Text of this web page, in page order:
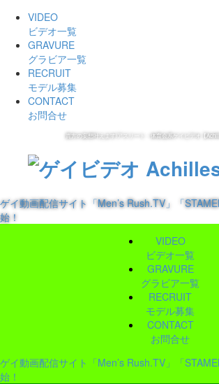
VIDEO
ビデオ一覧
GRAVURE
グラビア一覧
RECRUIT
モデル募集
CONTACT
お問合せ
貴方の妄想叶えます!アスリート・体育会系ゲイビデオ【
ゲイ動画配信サイト「Men’s Rush.TV」「
始！
VIDEO
ビデオ一覧
GRAVURE
グラビア一覧
RECRUIT
モデル募集
CONTACT
お問合せ
ゲイ動画配信サイト「Men’s Rush.TV」「
始！